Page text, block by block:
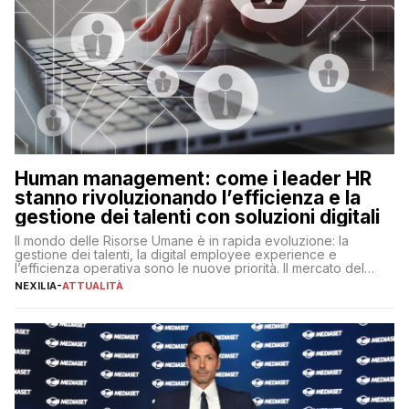
Human management: come i leader HR
stanno rivoluzionando l’efficienza e la
gestione dei talenti con soluzioni digitali
Il mondo delle Risorse Umane è in rapida evoluzione: la
gestione dei talenti, la digital employee experience e
l’efficienza operativa sono le nuove priorità. Il mercato del
lavoro, d’altra parte, è sempre più competitivo con una lotta
NEXILIA-ATTUALITÀ